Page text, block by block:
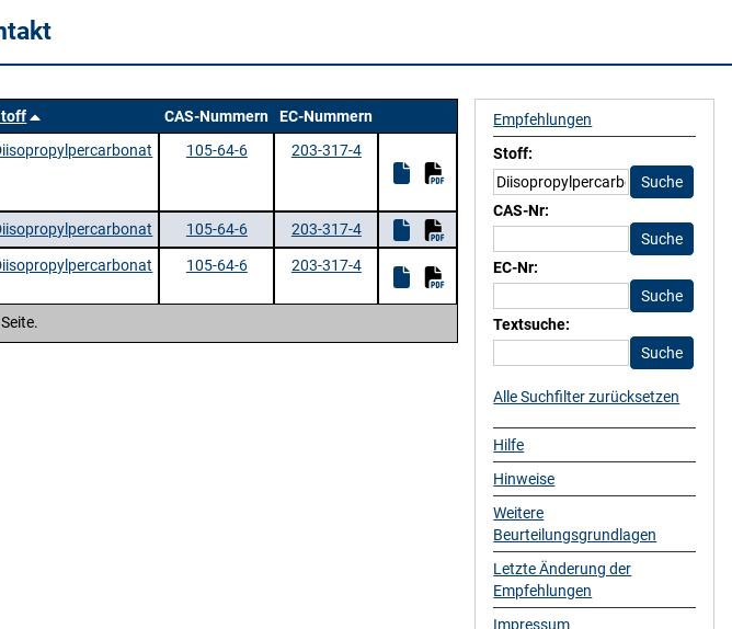
CAS-Nummern
EC-Nummern
105-64-6 203-317-4
105-64-6 203-317-4
105-64-6 203-317-4
Empfehlungen
Stoff:
CAS-Nr:
EC-Nr:
Textsuche:
Alle Suchfilter zurücksetzen
Hilfe
Hinweise
Weitere
Beurteilungsgrundlagen
Letzte Änderung der
Empfehlungen
Impressum